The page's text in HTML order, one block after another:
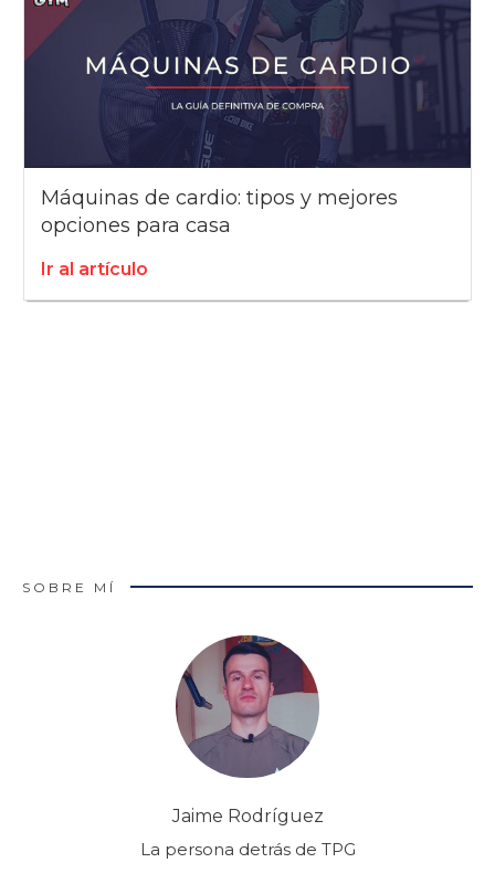
Máquinas de cardio: tipos y mejores
opciones para casa
Ir al artículo
SOBRE MÍ
Jaime Rodríguez
La persona detrás de TPG